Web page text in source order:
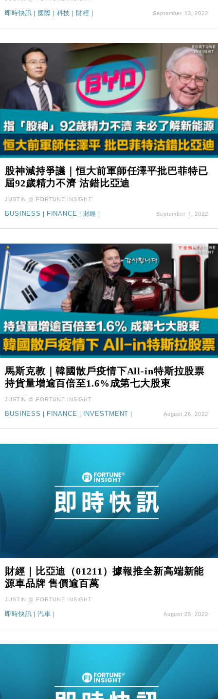
即時快訊 國際 科技 財經 September 13, 2022
股神減持爭議｜恒大前軍師任澤平批巴菲特已
屆92歲精力不濟 沽錯比亞迪
JUSTIN @ FORTUNE INSIGHT
BUSINESS | FINANCE | 財經 | September 7, 2022
馬斯克教｜韓國散戶疫情下All-in特斯拉股票
持貨量增逾百倍至1.6%成第七大股東
JUSTIN @ FORTUNE INSIGHT
BUSINESS FINANCE INVESTMENT August 26, 2022
財經｜比亞迪（01211）據報推全新高端新能
源車品牌 售價逾百萬
JUSTIN @ FORTUNE INSIGHT
即時快訊 |汽車 August 25, 2022